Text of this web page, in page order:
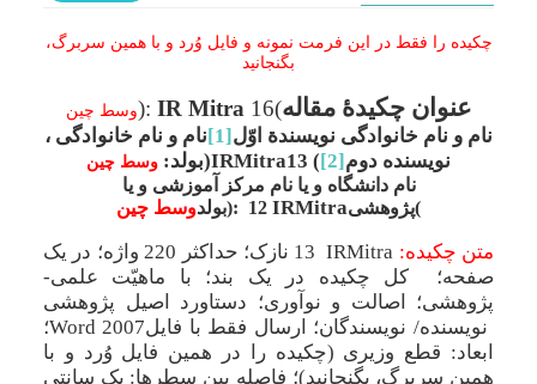
چکیده را فقط در این فرمت نمونه و فایل وُرد و با همین سربرگ،
بگنجانید
عنوان چکیدۀ مقاله(
16
IR Mitra
):وسط چین
نام و نام خانوادگی نویسندة اوّل[1]
، نام و نام خانوادگی
نویسنده دوم[2]
(
IRMitra13بولد) : وسط چین
نام دانشگاه و یا نام مرکز آموزشی و یا
پژوهشی(
IRMitra
12 بولد): وسط چین
متن چکیده:
IRMitra
13
حداکثر 220 واژه؛ در یک
صفحه؛
کل چکیده در یک بند؛ با ماهیّت علمی-
پژوهشی؛ اصالت و نوآوری؛ دستاورد اصیل پژوهشی
Word 2007؛
ابعاد: قطع وزیری (چکیده را در همین فایل وُرد و با
همین سربرگ، بگنجانید)؛ فاصله بین سطرها: یک سانتی